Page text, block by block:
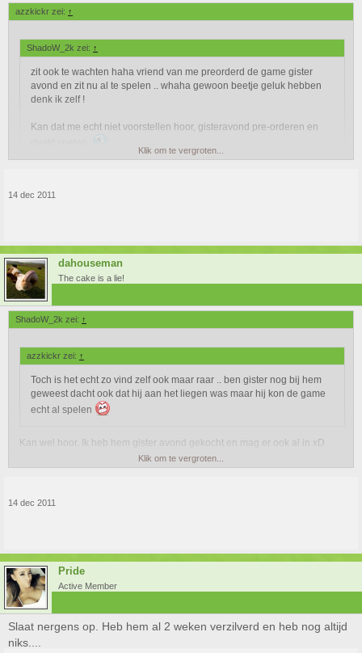
azzkickr zei: ↑
ShadoW_2k zei: ↑
zit ook te wachten haha vriend van me preorderd de game gister
avond en zit nu al te spelen .. whaha gewoon beetje geluk hebben
denk ik zelf !
Kan dat me echt niet voorstellen hoor, gisteravond pre-orderen en
geweest dacht ook dat hij aan het liegen was maar hij kon de game echt
Klik om te vergroten...
14 dec 2011
dahouseman
The cake is a lie!
ShadoW_2k zei: ↑
azzkickr zei: ↑
Toch is het echt zo vind zelf ook maar raar .. ben gister nog bij hem
geweest dacht ook dat hij aan het liegen was maar hij kon de game
echt al spelen
Kan wel hoor. Ik heb hem gister avond gekocht en mag er ook al in xD
Ging bij mij wat mis met de precode, gemailt met de helpservice en kreeg
mag ik er al in
Klik om te vergroten...
14 dec 2011
Pride
Active Member
Slaat nergens op. Heb hem al 2 weken verzilverd en heb nog altijd
niks....